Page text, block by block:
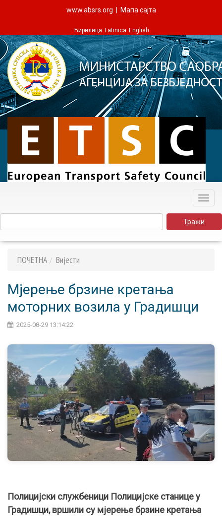
www.absrs.org Мапа сајта
Ћирилица Latinica English
ПОЧЕТНА Вијести
Мјерење брзине кретања
моторних возила у Градишци
2025-08-29 13:14:22
Полицијски службеници Полицијске станице у
Градишци, вршили су мјерење брзине кретања